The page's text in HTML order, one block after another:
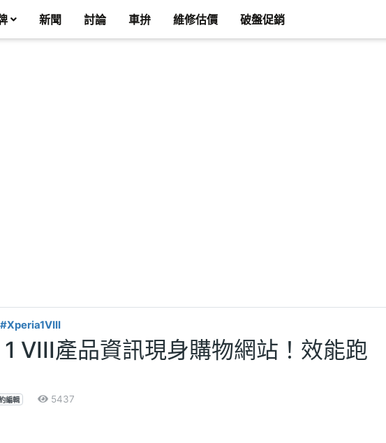
新聞 討論 車拚 維修估價 破盤促銷
#Xperia1VIII
VIII產品資訊現身購物網站！效能跑
編輯 5437